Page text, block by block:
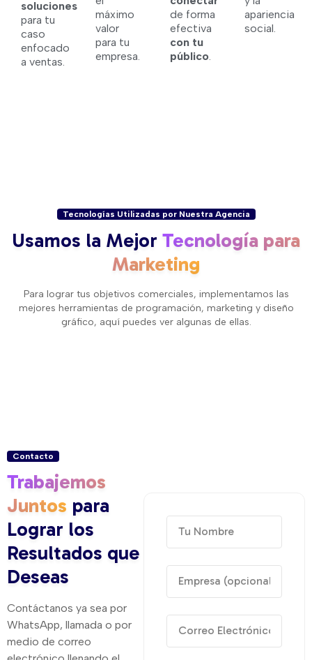
soluciones
para tu
caso
enfocado
a ventas.
máximo
valor
para tu
empresa.
de forma
efectiva
con tu
público
apariencia
social.
Tecnologías Utilizadas por Nuestra Agencia
Usamos la Mejor Tecnología para
Marketing
Para lograr tus objetivos comerciales, implementamos las
mejores herramientas de programación, marketing y diseño
gráfico, aquí puedes ver algunas de ellas.
Contacto
Trabajemos
Juntos para
Lograr los
Resultados que
Deseas
Contáctanos ya sea por
WhatsApp, llamada o por
medio de correo